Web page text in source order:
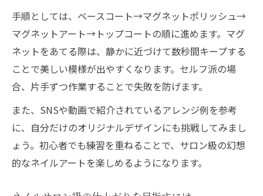
手順としては、ベースコート→マグネットポリッシュ→
マグネットアート→トップコートの順に進めます。マグ
ネットをあてる際は、静かに近づけて数秒間キープする
ことで美しい模様が出やすくなります。セルフ派の場
合、片手ずつ作業することで失敗を防げます。
また、SNSや動画で紹介されているアレンジ例を参考
に、自分だけのオリジナルデザインにも挑戦してみまし
ょう。初心者でも練習を重ねることで、サロン級の幻想
的なネイルアートを楽しめるようになります。